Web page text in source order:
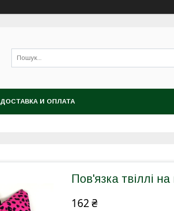
ДОСТАВКА И ОПЛАТА
Пов'язка твіллі на
162 ₴